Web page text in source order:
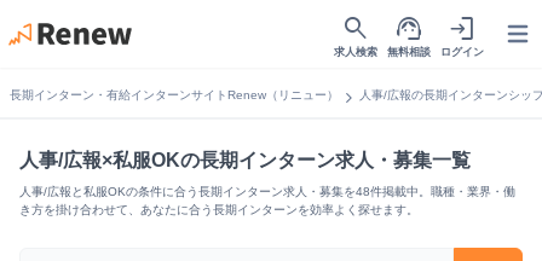
search
求人検索
support_agent
無料相談
login
ログイン
長期インターン・有給インターンサイトRenew（リニュー） chevron_right 人事/広報の長期インターンシッ
人事/広報×私服OKの長期インターン求人・募集一覧
人事/広報と私服OKの条件に合う長期インターン求人・募集を48件掲載中。職種・業界・働
き方を掛け合わせて、あなたに合う長期インターンを効率よく探せます。